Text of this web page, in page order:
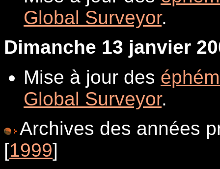
Global Surveyor.
Dimanche 13 janvier
Mise à jour des
Global Surveyor.
Archives des années
[1999]